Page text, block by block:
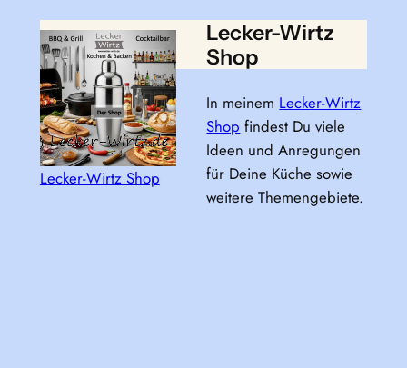
Lecker-Wirtz Shop
Lecker-Wirtz
Shop
In meinem Lecker-Wirtz
Shop findest Du viele
Ideen und Anregungen
für Deine Küche sowie
weitere Themengebiete.